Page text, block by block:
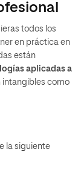
todos los
en práctica en
están
aplicadas a
intangibles como
la siguiente